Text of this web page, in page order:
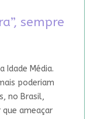
sempre
Idade Média.
poderiam
no Brasil,
ameaçar